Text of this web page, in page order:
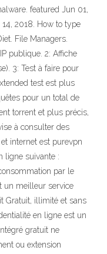
featured Jun 01,
2018. How to type
File Managers.
publique. 2: Affiche
3: Test à faire pour
test est plus
pour un total de
torrent et plus précis,
à consulter des
internet est purevpn
ligne suivante :
par le
un meilleur service
Gratuit, illimité et sans
en ligne est un
gratuit ne
ou extension